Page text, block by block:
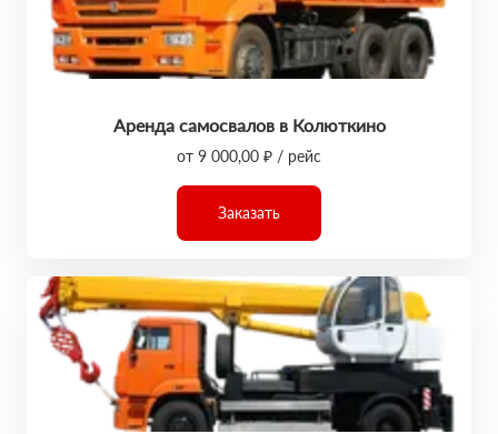
Аренда самосвалов в Колюткино
от 9 000,00 ₽ / рейс
Заказать